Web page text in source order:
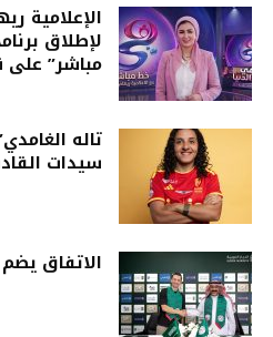
الإعلامية
لإطلاق
مباشر” على
تاله
سيدات
الاتفاق يضم